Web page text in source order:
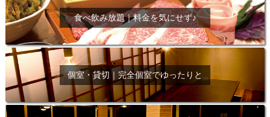
食べ飲み放題｜料金を気にせず♪
個室・貸切｜完全個室でゆったりと